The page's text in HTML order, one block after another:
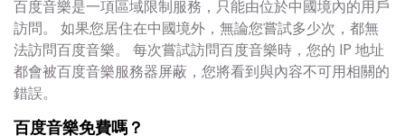
百度音樂是一項區域限制服務，只能由位於中國境內的用戶
訪問。 如果您居住在中國境外，無論您嘗試多少次，都無
法訪問百度音樂。 每次嘗試訪問百度音樂時，您的 IP 地址
都會被百度音樂服務器屏蔽，您將看到與內容不可用相關的
錯誤。
百度音樂免費嗎？